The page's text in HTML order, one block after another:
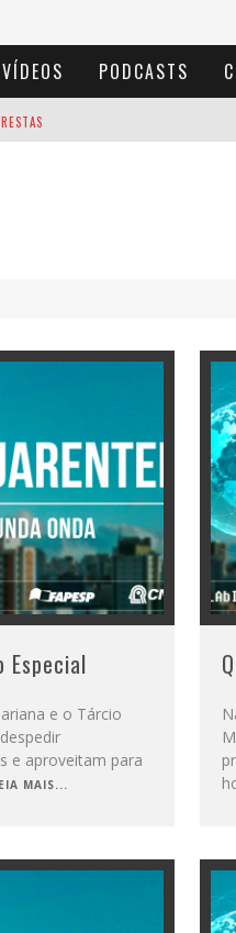
VÍDEOS PODCASTS
JAMAIS IMAGINADA AVENTURA COM
Especial
e o Tárcio
e aproveitam para
MAIS...